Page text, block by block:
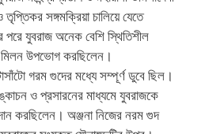
সঙ্গমক্রিয়া চালিয়ে যেতে
পরে যুবরাজ অনেক বেশি স্থিতিশীল
মিলন উপভোগ করছিলেন।
গরম গুদের মধ্যে সম্পূর্ণ ডুবে ছিল।
ও প্রসারনের মাধ্যমে যুবরাজকে
করছিলেন। অঞ্জনা নিজের নরম গুদ